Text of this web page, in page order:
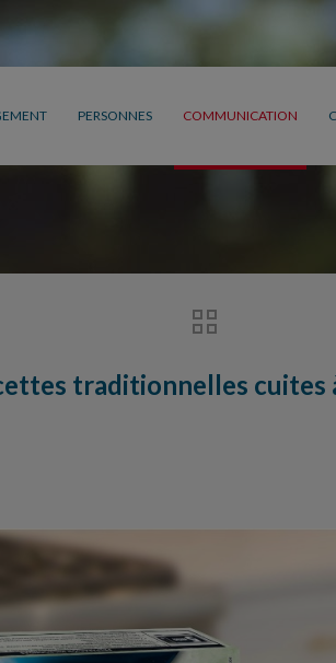
PERSONNES COMMUNICATION
traditionnelles cuites